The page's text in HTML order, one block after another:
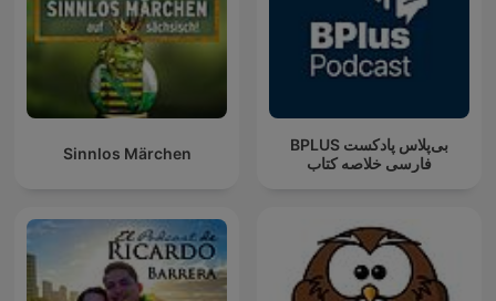
Sinnlos Märchen
‌BPLUS بی‌پلاس پادکست
فارسی خلاصه کتاب